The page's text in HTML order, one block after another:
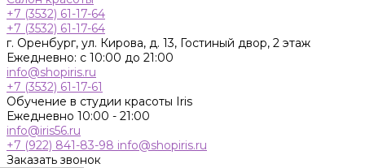
+7 (3532) 61-17-64
+7 (3532) 61-17-64
г. Оренбург, ул. Кирова, д. 13, Гостиный двор, 2 этаж
Ежедневно: с 10:00 до 21:00
info@shopiris.ru
+7 (3532) 61-17-61
Обучение в студии красоты Iris
Ежедневно 10:00 - 21:00
info@iris56.ru
+7 (922) 841-83-98 info@shopiris.ru
Заказать звонок